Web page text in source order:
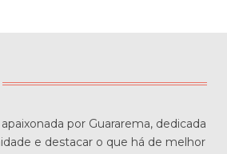
por Guararema, dedicada
e destacar o que há de melhor